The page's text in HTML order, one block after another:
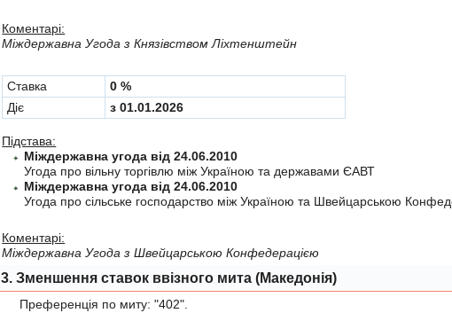
Коментарі:
Мiждержавна Угода з Князiвством Лiхтенштейн
Cтавка
0 %
Діє
з 01.01.2026
Підстава:
Міждержавна угода від 24.06.2010
Угода про вiльну торгiвлю мiж Україною та державами ЄАВТ
Міждержавна угода від 24.06.2010
Угода про сiльське господарство мiж Україною та Швейцарською
Коментарі:
Мiждержавна Угода з Швейцарською Конфедерацiєю
3. Зменшення ставок ввізного мита (Македонія)
Преференція по миту:"402"